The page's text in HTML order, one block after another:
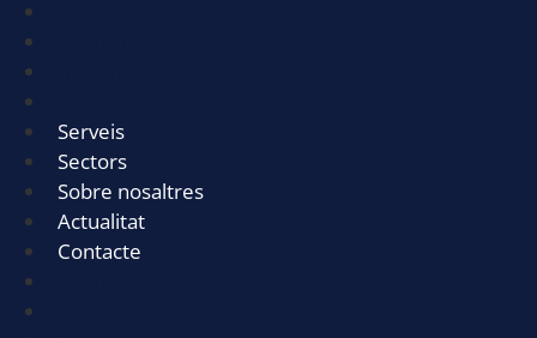
Serveis
Sectors
Sobre nosaltres
Actualitat
Contacte